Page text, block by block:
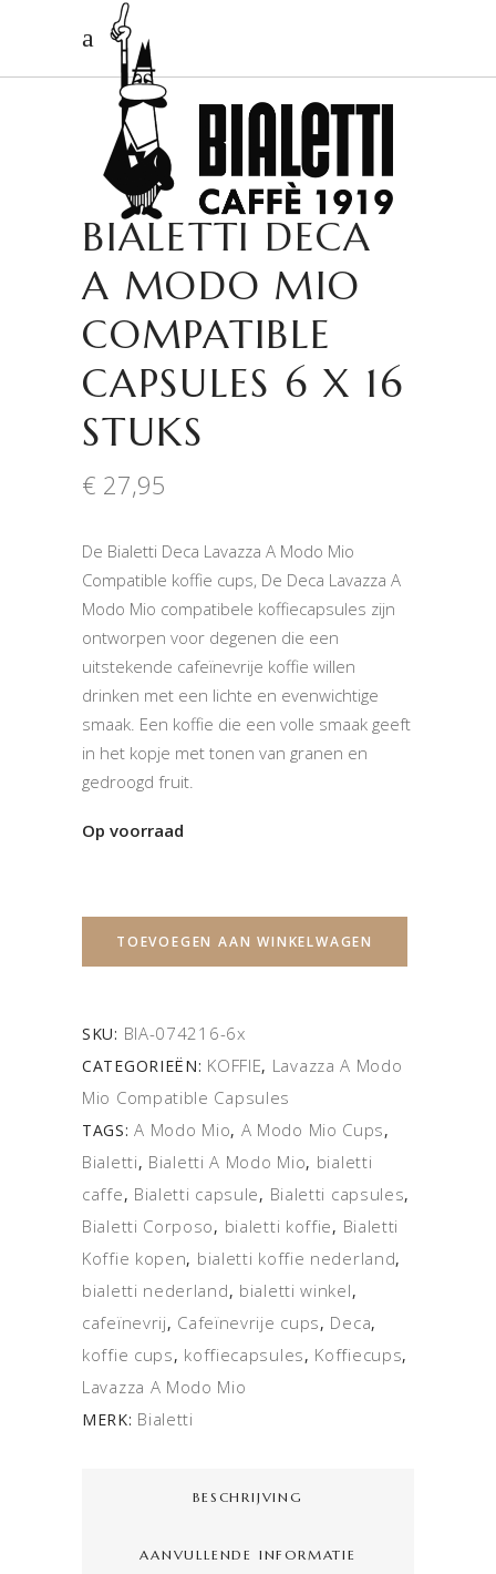
BIALETTI DECA
A MODO MIO
COMPATIBLE
CAPSULES 6 X 16
STUKS
€ 27,95
De Bialetti Deca Lavazza A Modo Mio
Compatible koffie cups, De Deca Lavazza A
Modo Mio compatibele koffiecapsules zijn
ontworpen voor degenen die een
uitstekende cafeïnevrije koffie willen
drinken met een lichte en evenwichtige
smaak. Een koffie die een volle smaak geeft
in het kopje met tonen van granen en
gedroogd fruit.
Op voorraad
TOEVOEGEN AAN WINKELWAGEN
SKU: BIA-074216-6x
CATEGORIEËN: KOFFIE, Lavazza A Modo
Mio Compatible Capsules
TAGS:A Modo Mio, A Modo Mio Cups,
Bialetti, Bialetti A Modo Mio, bialetti
caffe, Bialetti capsule, Bialetti capsules,
Bialetti Corposo, bialetti koffie, Bialetti
Koffie kopen, bialetti koffie nederland,
bialetti nederland, bialetti winkel,
cafeïnevrij, Cafeïnevrije cups, Deca,
koffie cups, koffiecapsules, Koffiecups,
Lavazza A Modo Mio
MERK: Bialetti
BESCHRIJVING
AANVULLENDE INFORMATIE